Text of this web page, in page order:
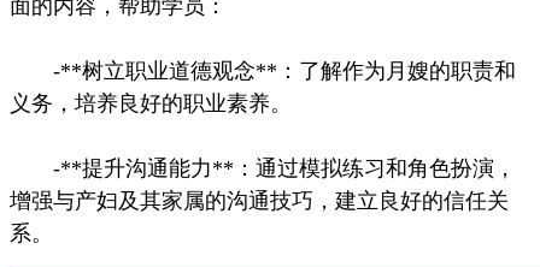
面的内容，帮助学员：
-**树立职业道德观念**：了解作为月嫂的职责和
义务，培养良好的职业素养。
-**提升沟通能力**：通过模拟练习和角色扮演，
增强与产妇及其家属的沟通技巧，建立良好的信任关
系。